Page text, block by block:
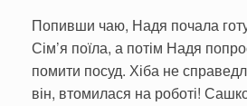
Попивши чаю, Надя почала
Сім’я поїла, а потім Надя
помити посуд. Хіба не
він, втомилася на роботі!